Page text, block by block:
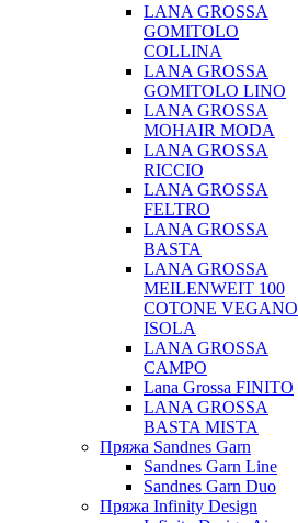
LANA GROSSA
GOMITOLO
COLLINA
LANA GROSSA
GOMITOLO LINO
LANA GROSSA
MOHAIR MODA
LANA GROSSA
RICCIO
LANA GROSSA
FELTRO
LANA GROSSA
BASTA
LANA GROSSA
MEILENWEIT 100
COTONE VEGANO
ISOLA
LANA GROSSA
CAMPO
Lana Grossa FINITO
LANA GROSSA
BASTA MISTA
Пряжа Sandnes Garn
Sandnes Garn Line
Sandnes Garn Duo
Пряжа Infinity Design